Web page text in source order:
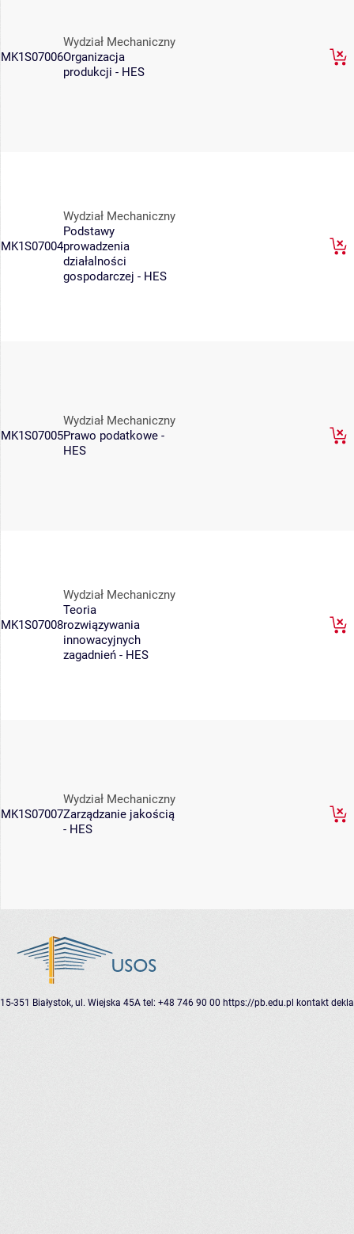
MK1S07006
Wydział Mechaniczny
Organizacja
produkcji - HES
MK1S07004
Wydział Mechaniczny
Podstawy
prowadzenia
działalności
gospodarczej - HES
MK1S07005
Wydział Mechaniczny
Prawo podatkowe -
HES
MK1S07008
Wydział Mechaniczny
Teoria
rozwiązywania
innowacyjnych
zagadnień - HES
MK1S07007
Wydział Mechaniczny
Zarządzanie jakością
- HES
15-351 Białystok, ul. Wiejska 45A tel: +48 746 90 00 https://pb.edu.pl kontakt